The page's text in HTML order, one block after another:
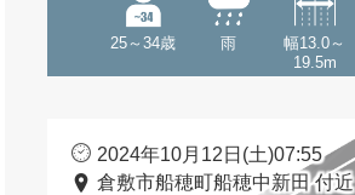
25～34歳 雨
幅13.0～
19.5m
2024年10月12日(土)07:55
倉敷市船穂町船穂中新田 付近